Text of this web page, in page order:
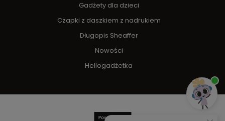
Gadżety dla dzieci
Czapki z daszkiem z nadrukiem
Długopis Sheaffer
Nowości
Hellogadżetka